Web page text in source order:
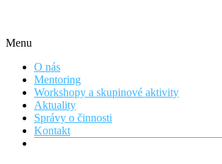
Menu
O nás
Mentoring
Workshopy a skupinové aktivity
Aktuality
Správy o činnosti
Kontakt